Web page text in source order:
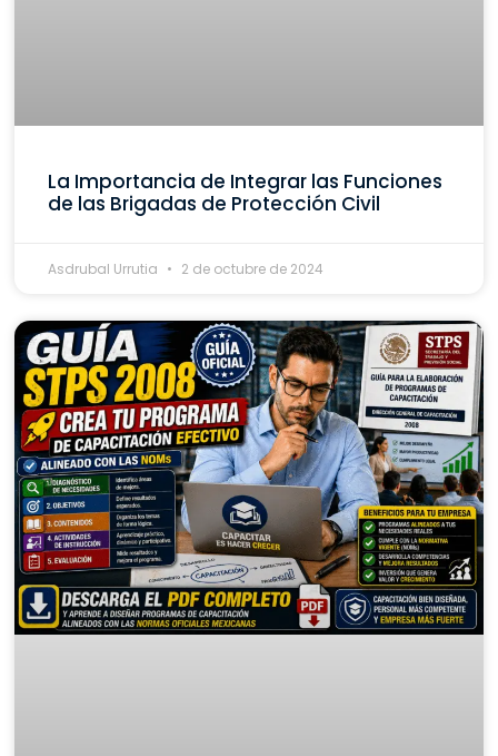
La Importancia de Integrar las Funciones
de las Brigadas de Protección Civil
Asdrubal Urrutia 2 de octubre de 2024